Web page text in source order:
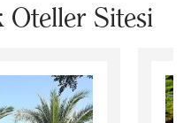
Sitesi